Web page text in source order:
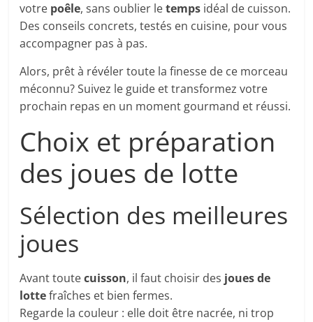
votre poêle, sans oublier letemps idéal de cuisson.
Des conseils concrets, testés en cuisine, pour vous
accompagner pas à pas.
Alors, prêt à révéler toute la finesse de ce morceau
méconnu? Suivez le guide et transformez votre
prochain repas en un moment gourmand et réussi.
Choix et préparation
des joues de lotte
Sélection des meilleures
joues
Avant toutecuisson, il faut choisir des joues de
lottefraîches et bien fermes.
Regarde la couleur : elle doit être nacrée, ni trop